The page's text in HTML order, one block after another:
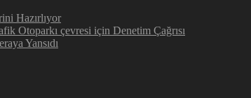
Hazırlıyor
Otoparkı çevresi için Denetim Çağrısı
Yansıdı